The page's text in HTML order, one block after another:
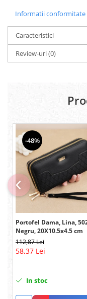
Informatii
Caracteristici
Review-uri(0)
-48%
Portofel Dama, Lina,
Negru, 20X10.5x4.5 cm
112,87 Lei
58,37 Lei
In stoc